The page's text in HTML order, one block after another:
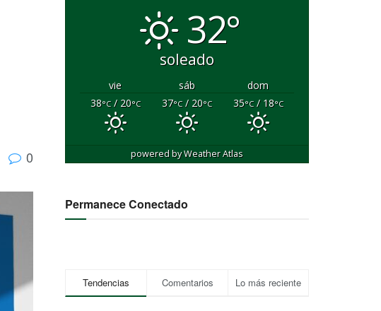
0
32°
soleado
vie sáb
dom
38°C/ 20°C 37°C/ 20°C 35°C/ 18°C
powered byWeather Atlas
Permanece Conectado
Tendencias Comentarios Lo más reciente